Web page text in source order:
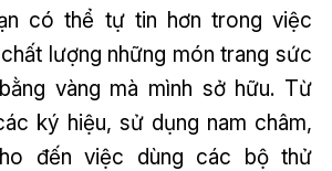
có thể tự tin hơn trong việc
lượng những món trang sức
vàng mà mình sở hữu. Từ
ký hiệu, sử dụng nam châm,
đến việc dùng các bộ thử